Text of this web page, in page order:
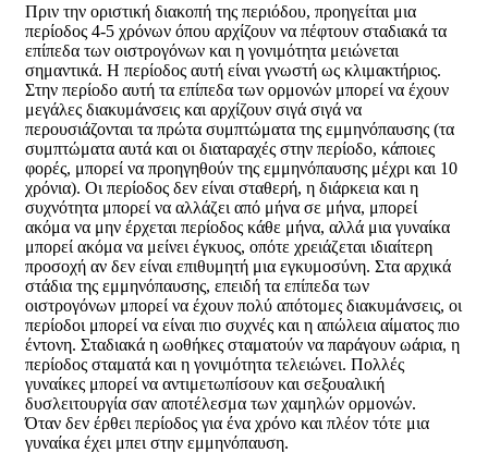
Πριν την οριστική διακοπή της περιόδου, προηγείται μια
περίοδος 4-5 χρόνων όπου αρχίζουν να πέφτουν σταδιακά τα
επίπεδα των οιστρογόνων και η γονιμότητα μειώνεται
σημαντικά. Η περίοδος αυτή είναι γνωστή ως κλιμακτήριος.
Στην περίοδο αυτή τα επίπεδα των ορμονών μπορεί να έχουν
μεγάλες διακυμάνσεις και αρχίζουν σιγά σιγά να
περουσιάζονται τα πρώτα συμπτώματα της εμμηνόπαυσης (τα
συμπτώματα αυτά και οι διαταραχές στην περίοδο, κάποιες
φορές, μπορεί να προηγηθούν της εμμηνόπαυσης μέχρι και 10
χρόνια). Οι περίοδος δεν είναι σταθερή, η διάρκεια και η
συχνότητα μπορεί να αλλάζει από μήνα σε μήνα, μπορεί
ακόμα να μην έρχεται περίοδος κάθε μήνα, αλλά μια γυναίκα
μπορεί ακόμα να μείνει έγκυος, οπότε χρειάζεται ιδιαίτερη
προσοχή αν δεν είναι επιθυμητή μια εγκυμοσύνη. Στα αρχικά
στάδια της εμμηνόπαυσης, επειδή τα επίπεδα των
οιστρογόνων μπορεί να έχουν πολύ απότομες διακυμάνσεις, οι
περίοδοι μπορεί να είναι πιο συχνές και η απώλεια αίματος πιο
έντονη. Σταδιακά η ωοθήκες σταματούν να παράγουν ωάρια, η
περίοδος σταματά και η γονιμότητα τελειώνει. Πολλές
γυναίκες μπορεί να αντιμετωπίσουν και σεξουαλική
δυσλειτουργία σαν αποτέλεσμα των χαμηλών ορμονών.
Όταν δεν έρθει περίοδος για ένα χρόνο και πλέον τότε μια
γυναίκα έχει μπει στην εμμηνόπαυση.